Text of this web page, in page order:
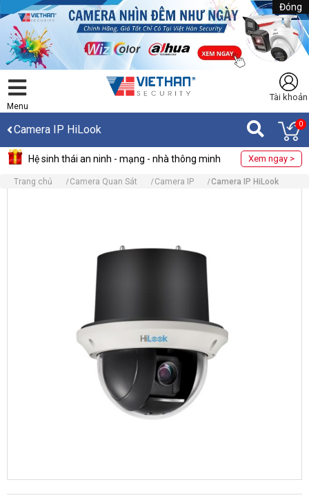
Đóng
Menu
Tài khoản
Camera IP HiLook 0
Hệ sinh thái an ninh - mạng - nhà thông minh Xem ngay >
Trang chủ Camera Quan Sát Camera IP Camera IP HiLook